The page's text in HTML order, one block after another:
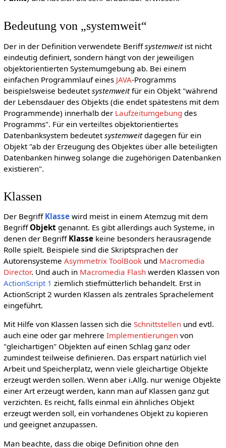
Bedeutung von „systemweit“
Der in der Definition verwendete Beriffsystemweitist nicht
eindeutig definiert, sondern hängt von der jeweiligen
objektorientierten Systemumgebung ab. Bei einem
einfachen Programmlauf eines JAVA-Programms
beispielsweise bedeutetsystemweitfür ein Objekt "während
der Lebensdauer des Objekts (die endet spätestens mit dem
Programmende) innerhalb der Laufzeitumgebung des
Programms". Für ein verteiltes objektorientiertes
Datenbanksystem bedeutetsystemweitdagegen für ein
Objekt "ab der Erzeugung des Objektes über alle beteiligten
Datenbanken hinweg solange die zugehörigen Datenbanken
existieren".
Klassen
Der Begriff Klassewird meist in einem Atemzug mit dem
Begriff Objektgenannt. Es gibt allerdings auch Systeme, in
denen der Begriff Klassekeine besonders herausragende
Rolle spielt. Beispiele sind die Skriptsprachen der
Autorensysteme Asymmetrix ToolBookund Macromedia
Director. Und auch in Macromedia Flashwerden Klassen von
ActionScript 1 ziemlich stiefmütterlich behandelt. Erst in
ActionScript 2 wurden Klassen als zentrales Sprachelement
eingeführt.
Mit Hilfe von Klassen lassen sich die Schnittstellenund evtl.
auch eine oder gar mehrere Implementierungenvon
"gleichartigen" Objekten auf einen Schlag ganz oder
zumindest teilweise definieren. Das erspart natürlich viel
Arbeit und Speicherplatz, wenn viele gleichartige Objekte
erzeugt werden sollen. Wenn aber i.Allg. nur wenige Objekte
einer Art erzeugt werden, kann man auf Klassen ganz gut
verzichten. Es reicht, falls einmal ein ähnliches Objekt
erzeugt werden soll, ein vorhandenes Objekt zu kopieren
und geeignet anzupassen.
Man beachte, dass die obige Definition ohne den